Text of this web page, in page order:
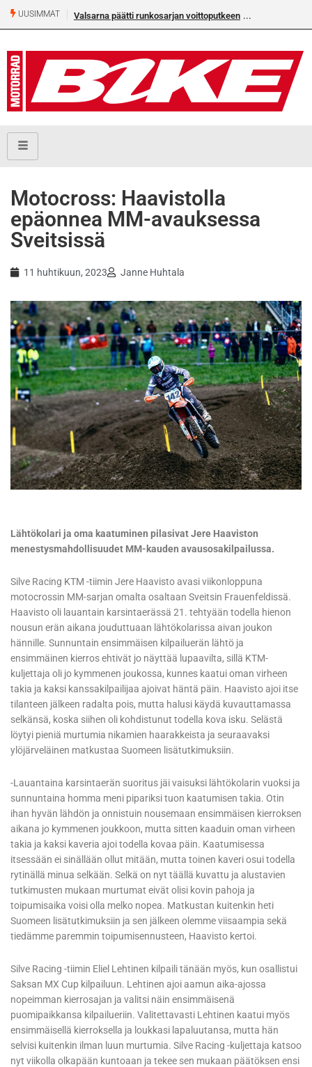
UUSIMMAT Valsarna päätti runkosarjan voittoputkeen
Motocross: Haavistolla
epäonnea MM-avauksessa
Sveitsissä
11 huhtikuun, 2023 Janne Huhtala
Lähtökolari ja oma kaatuminen pilasivat Jere Haaviston
menestysmahdollisuudet MM-kauden avausosakilpailussa.
Silve Racing KTM -tiimin Jere Haavisto avasi viikonloppuna
motocrossin MM-sarjan omalta osaltaan Sveitsin Frauenfeldissä.
Haavisto oli lauantain karsintaerässä 21. tehtyään todella hienon
nousun erän aikana jouduttuaan lähtökolarissa aivan joukon
hännille. Sunnuntain ensimmäisen kilpailuerän lähtö ja
ensimmäinen kierros ehtivät jo näyttää lupaavilta, sillä KTM-
kuljettaja oli jo kymmenen joukossa, kunnes kaatui oman virheen
takia ja kaksi kanssakilpailijaa ajoivat häntä päin. Haavisto ajoi itse
tilanteen jälkeen radalta pois, mutta halusi käydä kuvauttamassa
selkänsä, koska siihen oli kohdistunut todella kova isku. Selästä
löytyi pieniä murtumia nikamien haarakkeista ja seuraavaksi
ylöjärveläinen matkustaa Suomeen lisätutkimuksiin.
-Lauantaina karsintaerän suoritus jäi vaisuksi lähtökolarin vuoksi ja
sunnuntaina homma meni pipariksi tuon kaatumisen takia. Otin
ihan hyvän lähdön ja onnistuin nousemaan ensimmäisen kierroksen
aikana jo kymmenen joukkoon, mutta sitten kaaduin oman virheen
takia ja kaksi kaveria ajoi todella kovaa päin. Kaatumisessa
itsessään ei sinällään ollut mitään, mutta toinen kaveri osui todella
rytinällä minua selkään. Selkä on nyt täällä kuvattu ja alustavien
tutkimusten mukaan murtumat eivät olisi kovin pahoja ja
toipumisaika voisi olla melko nopea. Matkustan kuitenkin heti
Suomeen lisätutkimuksiin ja sen jälkeen olemme viisaampia sekä
tiedämme paremmin toipumisennusteen, Haavisto kertoi.
Silve Racing -tiimin Eliel Lehtinen kilpaili tänään myös, kun osallistui
Saksan MX Cup kilpailuun. Lehtinen ajoi aamun aika-ajossa
nopeimman kierrosajan ja valitsi näin ensimmäisenä
puomipaikkansa kilpailueriin. Valitettavasti Lehtinen kaatui myös
ensimmäisellä kierroksella ja loukkasi lapaluutansa, mutta hän
selvisi kuitenkin ilman luun murtumia. Silve Racing -kuljettaja katsoo
nyt viikolla olkapään kuntoaan ja tekee sen mukaan päätöksen ensi